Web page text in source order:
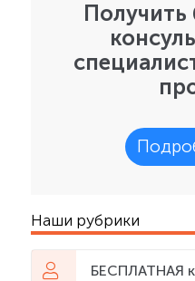
Наши рубрики
БЕСПЛАТНАЯ